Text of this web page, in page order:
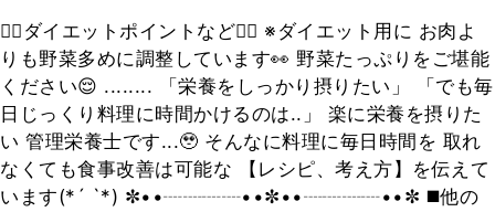
❤️‍🔥ダイエットポイントなど❤️‍🔥 ※ダイエット用に お肉よ
りも野菜多めに調整しています👀 野菜たっぷりをご堪能
ください😌 ........ 「栄養をしっかり摂りたい」 「でも毎
日じっくり料理に時間かけるのは..」 楽に栄養を摂りた
い 管理栄養士です...🥹 そんなに料理に毎日時間を 取れ
なくても食事改善は可能な 【レシピ、考え方】を伝えて
います(*´ `*) ✼••┈┈┈┈••✼••┈┈┈┈••✼ ◼️他の